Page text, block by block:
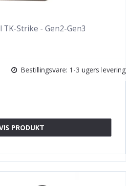
Strike - Gen2-Gen3
Bestillingsvare: 1-3 ugers levering
PRODUKT